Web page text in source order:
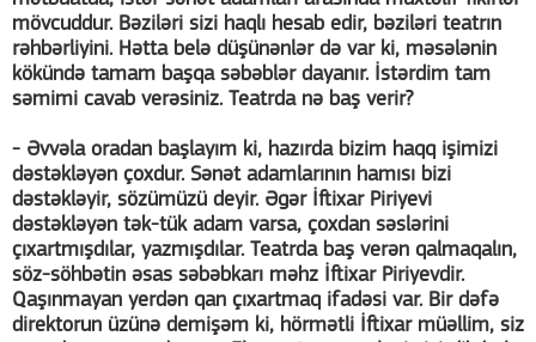
mövcuddur. Bəziləri sizi haqlı hesab edir, bəziləri teatrın
rəhbərliyini. Hətta belə düşünənlər də var ki, məsələnin
kökündə tamam başqa səbəblər dayanır. İstərdim tam
səmimi cavab verəsiniz. Teatrda nə baş verir?
- Əvvəla oradan başlayım ki, hazırda bizim haqq işimizi
dəstəkləyən çoxdur. Sənət adamlarının hamısı bizi
dəstəkləyir, sözümüzü deyir. Əgər İftixar Piriyevi
dəstəkləyən tək-tük adam varsa, çoxdan səslərini
çıxartmışdılar, yazmışdılar. Teatrda baş verən qalmaqalın,
söz-söhbətin əsas səbəbkarı məhz İftixar Piriyevdir.
Qaşınmayan yerdən qan çıxartmaq ifadəsi var. Bir dəfə
direktorun üzünə demişəm ki, hörmətli İftixar müəllim, siz